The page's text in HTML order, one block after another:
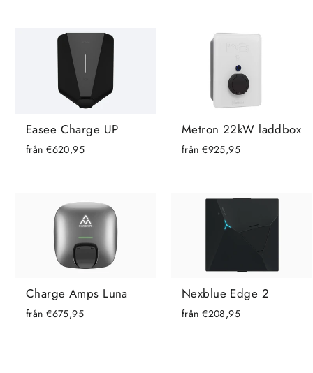
Easee Charge UP
från €620,95
Metron 22kW laddbox
från €925,95
Charge Amps Luna
från €675,95
Nexblue Edge 2
från €208,95